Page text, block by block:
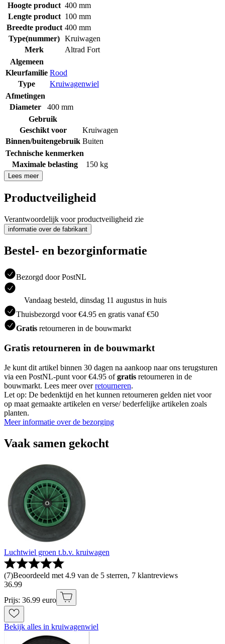
Hoogte product 400 mm
Lengte product 100 mm
Breedte product 400 mm
Type(nummer) Kruiwagen
Merk
Altrad Fort
Algemeen
Kleurfamilie Rood
Type
Kruiwagenwiel
Afmetingen
Diameter
400 mm
Gebruik
Geschikt voor
Kruiwagen
Binnen/buitengebruik Buiten
Technische kenmerken
Maximale belasting
150 kg
Lees meer
Productveiligheid
Verantwoordelijk voor productveiligheid zie
informatie over de fabrikant
Bestel- en bezorginformatie
Bezorgd door PostNL
Vandaag besteld, dinsdag 11 augustus in huis
Thuisbezorgd voor €4.95 en gratis vanaf €50
Gratis retourneren in de bouwmarkt
Gratis retourneren in de bouwmarkt
Je kunt dit artikel binnen 30 dagen na aankoop naar ons terugsturen
via een PostNL-punt voor €4.95 ofgratis retourneren in de
bouwmarkt. Lees meer overretourneren.
Let op: De bedenktijd en het kunnen retourneren gelden niet voor
op maat gemaakte artikelen en verse/ bederfelijke artikelen zoals
planten.
Meer informatie over de bezorging
Vaak samen gekocht
Luchtwiel groen t.b.v. kruiwagen
(7)Beoordeeld met 4.9 van de 5 sterren, 7 klantreviews
36.99
Prijs: 36.99 euro
Bekijk alles in kruiwagenwiel